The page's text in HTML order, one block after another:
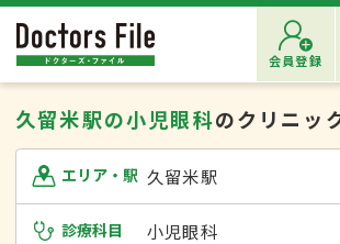
会員登録
久留米駅の小児眼科のクリニッ
エリア・駅 久留米駅
診療科目 小児眼科